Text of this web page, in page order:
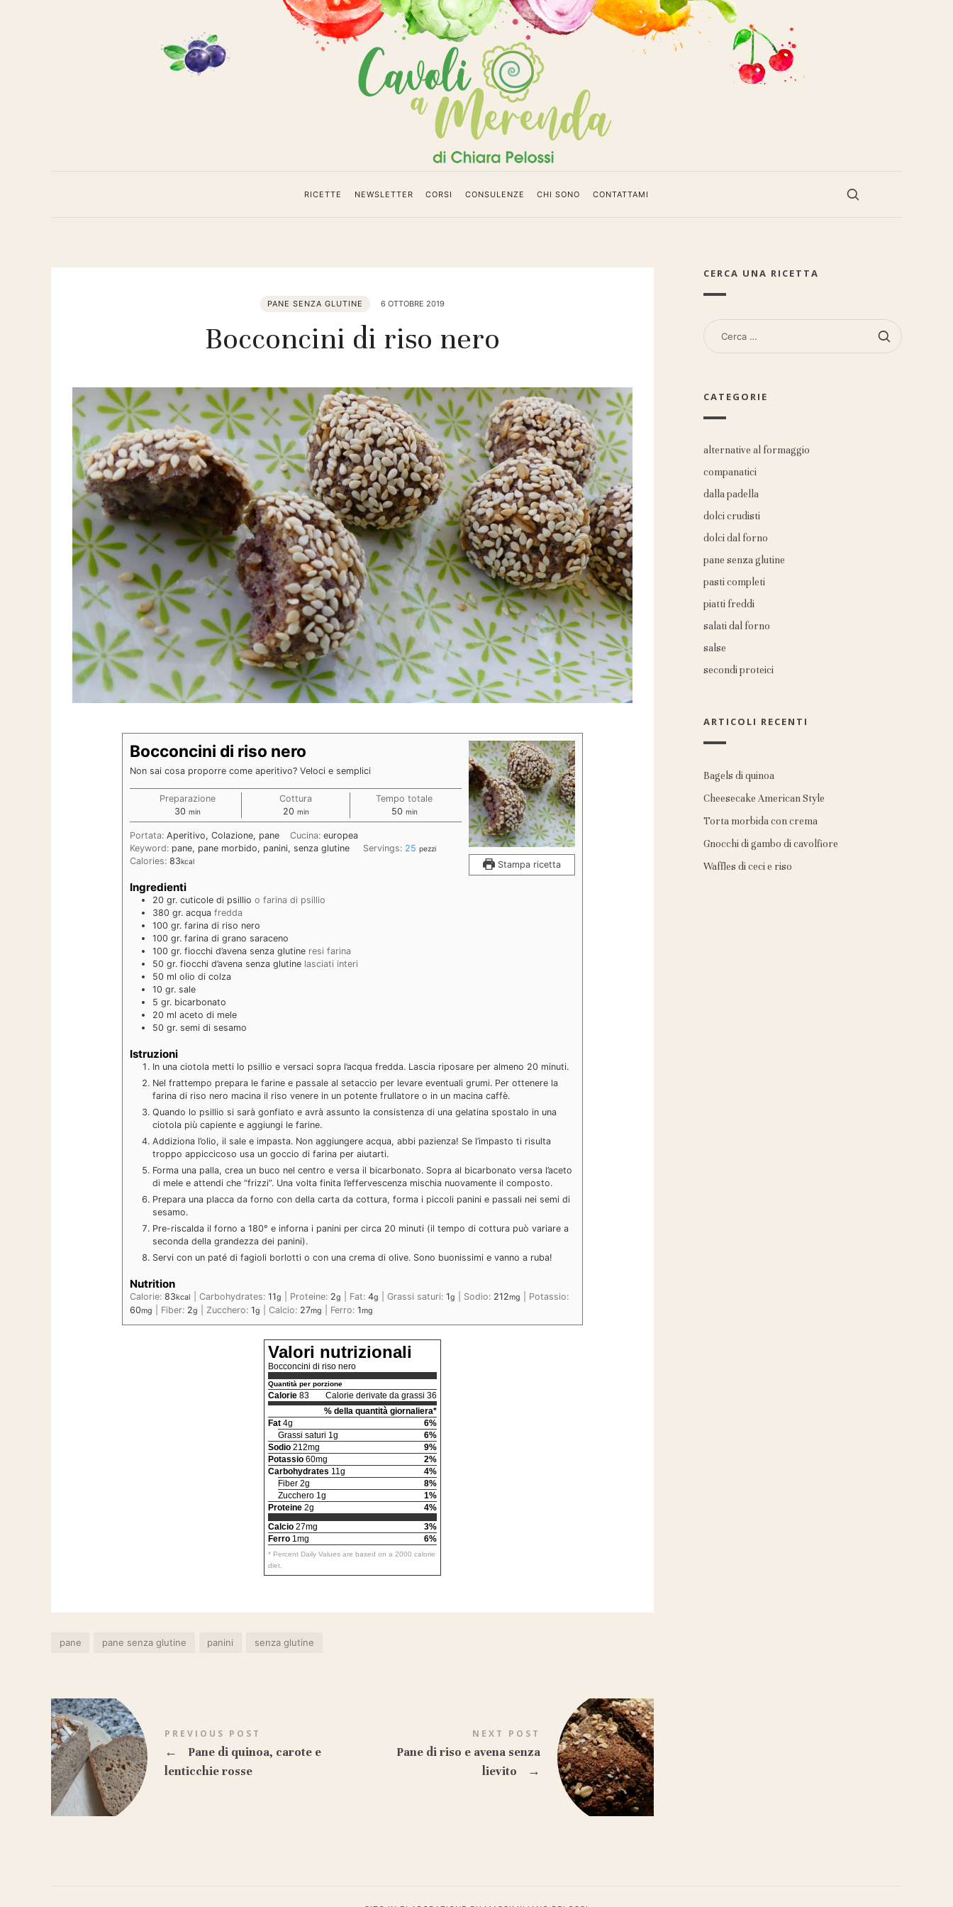
Cavoli
RICETTE NEWSLETTER CORSI CONSULENZE CHI SONO CONTATTAMI
PANE SENZA GLUTINE 6 OTTOBRE 2019
Bocconcini di riso nero
Stampa ricetta
Bocconcini di riso nero
Non sai cosa proporre come aperitivo? Veloci e semplici
Preparazione
30minuti
min
Cottura
20minuti
min
Tempo totale
50minuti
min
Portata: Aperitivo, Colazione, pane Cucina:europea
Keyword: pane, pane morbido, panini, senza glutine Servings: 25 pezzi
Calories: 83kcal
Ingredienti
20 gr. cuticole di psillio o farina di psillio
380 gr. acqua fredda
100 gr. farina di riso nero
100 gr. farina di grano saraceno
100 gr. fiocchi d’avena senza glutine resi farina
50 gr. fiocchi d’avena senza glutine lasciati interi
50 ml olio di colza
10 gr. sale
5 gr. bicarbonato
20 ml aceto di mele
50 gr. semi di sesamo
Istruzioni
In una ciotola metti lo psillio e versaci sopra l’acqua fredda. Lascia riposare per almeno 20 minuti.
Nel frattempo prepara le farine e passale al setaccio per levare eventuali grumi. Per ottenere la
farina di riso nero macina il riso venere in un potente frullatore o in un macina caffè.
Quando lo psillio si sarà gonfiato e avrà assunto la consistenza di una gelatina spostalo in una
ciotola più capiente e aggiungi le farine.
Addiziona l’olio, il sale e impasta. Non aggiungere acqua, abbi pazienza! Se l’impasto ti risulta
troppo appiccicoso usa un goccio di farina per aiutarti.
Forma una palla, crea un buco nel centro e versa il bicarbonato. Sopra al bicarbonato versa l’aceto
di mele e attendi che “frizzi”. Una volta finita l’effervescenza mischia nuovamente il composto.
Prepara una placca da forno con della carta da cottura, forma i piccoli panini e passali nei semi di
sesamo.
Pre-riscalda il forno a 180° e inforna i panini per circa 20 minuti (il tempo di cottura può variare a
seconda della grandezza dei panini).
Servi con un paté di fagioli borlotti o con una crema di olive. Sono buonissimi e vanno a ruba!
Nutrition
Calorie: 83kcal Carbohydrates: 11g Proteine: 2g Fat: 4g Grassi saturi: 1g Sodio: 212mg
Potassio:
60mg Fiber: 2g Zucchero: 1g Calcio: 27mg Ferro: 1mg
Valori nutrizionali
Bocconcini di riso nero
Quantità per porzione
Calorie 83
Calorie derivate da grassi 36
% della quantità giornaliera*
Fat 4g
6%
Grassi saturi 1g
6%
Sodio 212mg
9%
Potassio 60mg
2%
Carbohydrates 11g
4%
Fiber 2g
8%
Zucchero 1g
1%
Proteine 2g
4%
Calcio 27mg
3%
Ferro 1mg 6%
* Percent Daily Values are based on a 2000 calorie
diet.
pane pane senza glutine panini senza glutine
PREVIOUS POST
←
Pane di quinoa, carote e
lenticchie rosse
NEXT POST
Pane di riso e avena senza
lievito
→
CERCA UNA RICETTA
RICERCA
PER:
CATEGORIE
alternative al formaggio
companatici
dalla padella
dolci crudisti
dolci dal forno
pane senza glutine
pasti completi
piatti freddi
salati dal forno
salse
secondi proteici
ARTICOLI RECENTI
Bagels di quinoa
Cheesecake American Style
Torta morbida con crema
Gnocchi di gambo di cavolfiore
Waffles di ceci e riso